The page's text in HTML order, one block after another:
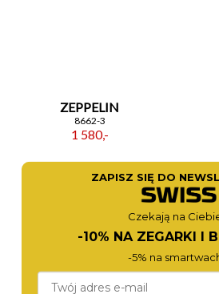
ZEPPELIN
8662-3
1 580,-
ZAPISZ SIĘ DO
Czekają na
-10% NA ZEGARKI I
-5% na